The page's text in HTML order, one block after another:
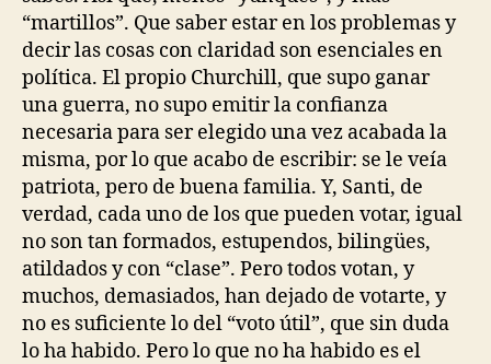
“martillos”. Que saber estar en los problemas y
decir las cosas con claridad son esenciales en
política. El propio Churchill, que supo ganar
una guerra, no supo emitir la confianza
necesaria para ser elegido una vez acabada la
misma, por lo que acabo de escribir: se le veía
patriota, pero de buena familia. Y, Santi, de
verdad, cada uno de los que pueden votar, igual
no son tan formados, estupendos, bilingües,
atildados y con “clase”. Pero todos votan, y
muchos, demasiados, han dejado de votarte, y
no es suficiente lo del “voto útil”, que sin duda
lo ha habido. Pero lo que no ha habido es el